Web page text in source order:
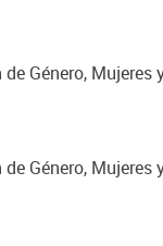
Género, Mujeres
Género, Mujeres